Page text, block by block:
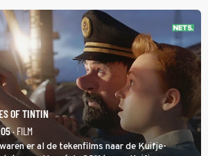
OF TINTIN
· FILM
er al de tekenfilms naar de Kuifje-